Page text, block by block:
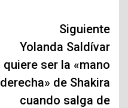
Siguiente
Yolanda Saldívar
quiere ser la «mano
derecha» de Shakira
cuando salga de